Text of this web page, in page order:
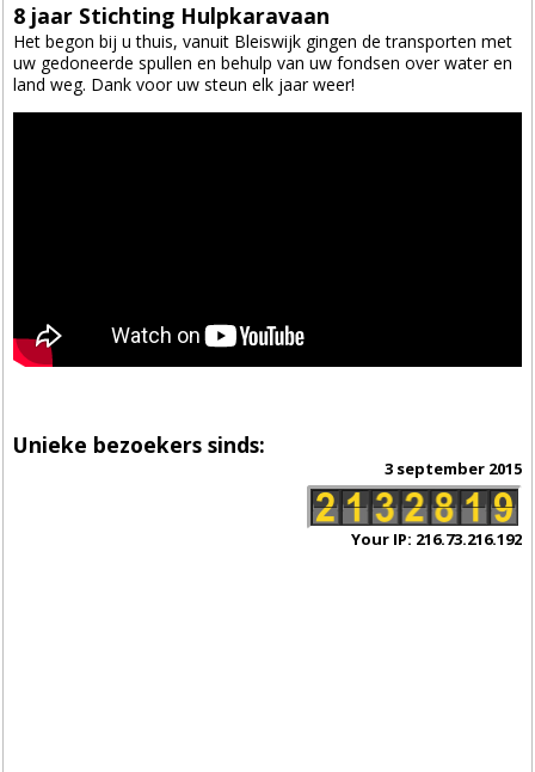
8 jaar Stichting Hulpkaravaan
Het begon bij u thuis, vanuit Bleiswijk gingen de transporten met
uw gedoneerde spullen en behulp van uw fondsen over water en
land weg. Dank voor uw steun elk jaar weer!
Unieke bezoekers sinds:
3 september 2015
Your IP: 216.73.216.192